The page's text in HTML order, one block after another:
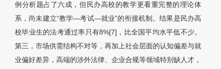
例分析题占了六成，但民办高校的教学更看重完整的理论体
系，尚未建立“教学—考试—就业”的衔接机制。结果是民办高
校毕业生的法考通过率只有8%[7]，比全国平均水平低不少。
第三，市场供需结构不对等，再加上社会层面的认知偏差与就
业偏好差异，高端的涉外法律、企业合规等领域特别缺人才，